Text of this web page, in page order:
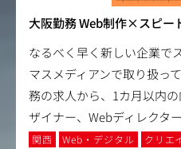
大阪勤務 Web制作×スピー
なるべく早く新しい企業で
マスメディアンで取り扱っ
務の求人から、1カ月以内
ザイナー、Webディレクタ
関西 Web・デジタル クリエ